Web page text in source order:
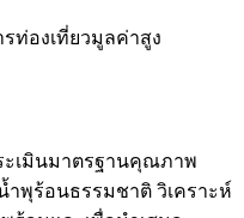
ท่องเที่ยวมูลค่าสูง
ะเมินมาตรฐานคุณภาพ
ำพุร้อนธรรมชาติ วิเคราะห์